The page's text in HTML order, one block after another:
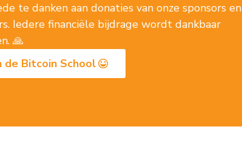
te danken aan donaties van onze sponsors en
Iedere financiële bijdrage wordt dankbaar
🙏
de Bitcoin School